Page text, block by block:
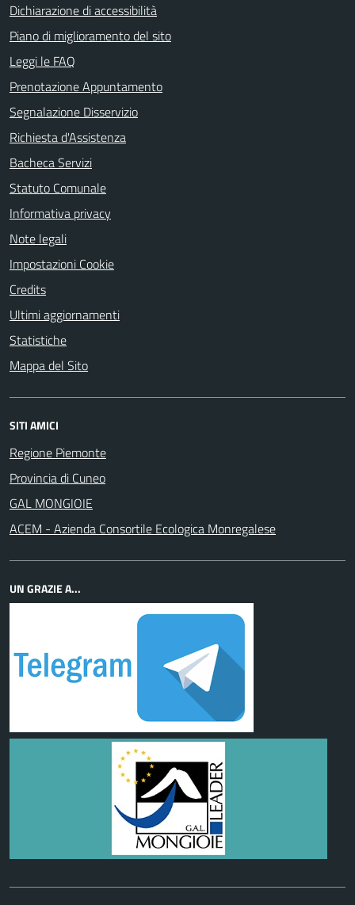
Dichiarazione di accessibilità
Piano di miglioramento del sito
Leggi le FAQ
Prenotazione Appuntamento
Segnalazione Disservizio
Richiesta d'Assistenza
Bacheca Servizi
Statuto Comunale
Informativa privacy
Note legali
Impostazioni Cookie
Credits
Ultimi aggiornamenti
Statistiche
Mappa del Sito
SITI AMICI
Regione Piemonte
Provincia di Cuneo
GAL MONGIOIE
ACEM - Azienda Consortile Ecologica Monregalese
UN GRAZIE A...